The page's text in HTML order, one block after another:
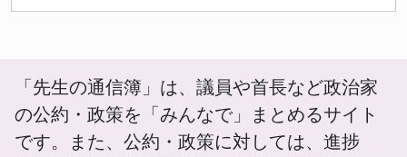
「先生の通信簿」は、議員や首長など政治家
の公約・政策を「みんなで」まとめるサイト
です。また、公約・政策に対しては、進捗